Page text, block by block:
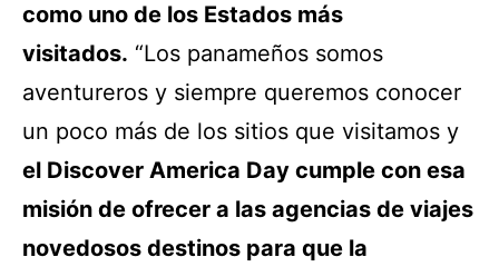
como uno de los Estados más
visitados. “Los panameños somos
aventureros y siempre queremos conocer
un poco más de los sitios que visitamos y
el Discover America Day cumple con esa
misión de ofrecer a las agencias de viajes
novedosos destinos para que la